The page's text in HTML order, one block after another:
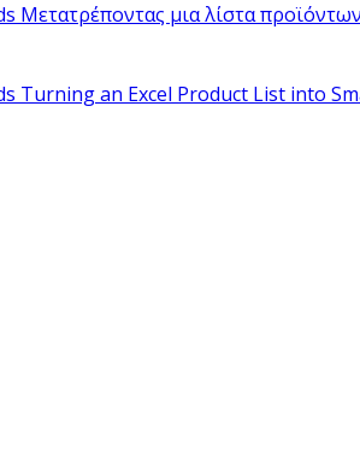
Μετατρέποντας μια λίστα
Turning an Excel Product List into